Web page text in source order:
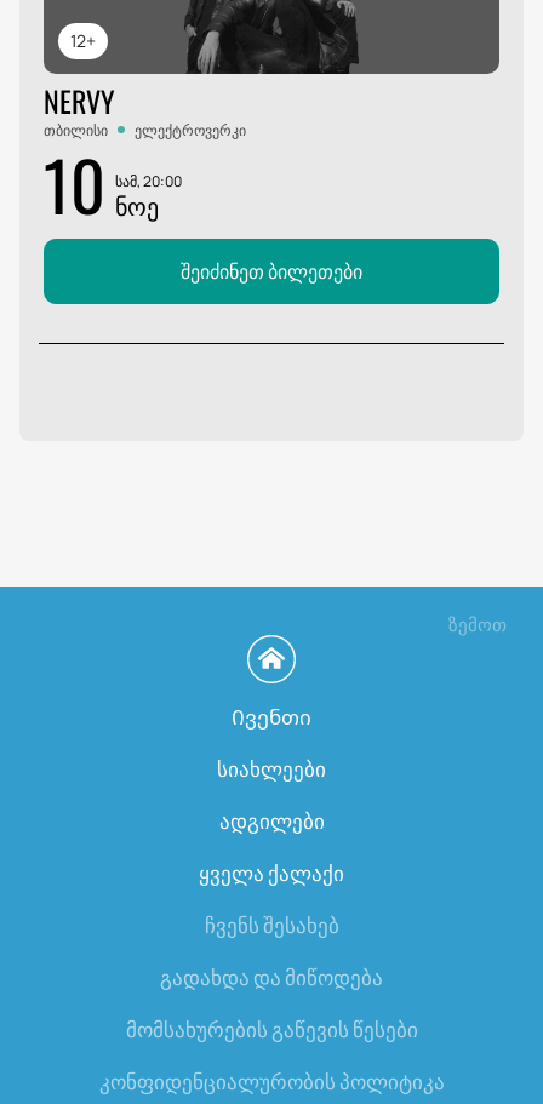
12+
NERVY
თბილისი ელექტროვერკი
10 სამ, 20:00
ᲜᲝᲔ
შეიძინეთ ბილეთები
ზემოთ
Ივენთი
სიახლეები
ადგილები
ყველა ქალაქი
ჩვენს შესახებ
გადახდა და მიწოდება
მომსახურების გაწევის წესები
კონფიდენციალურობის პოლიტიკა